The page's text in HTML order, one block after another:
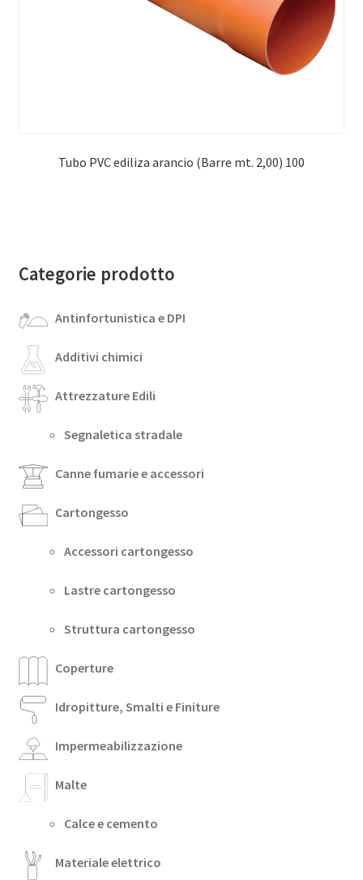
Tubo PVC ediliza arancio (Barre mt. 2,00) 100
Categorie prodotto
Antinfortunistica e DPI
Additivi chimici
Attrezzature Edili
Segnaletica stradale
Canne fumarie e accessori
Cartongesso
Accessori cartongesso
Lastre cartongesso
Struttura cartongesso
Coperture
Idropitture, Smalti e Finiture
Impermeabilizzazione
Malte
Calce e cemento
Materiale elettrico